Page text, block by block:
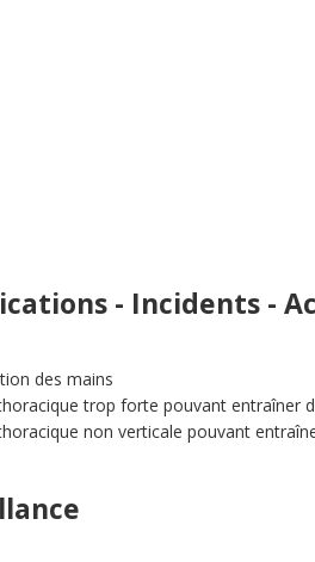
- Incidents -
des mains
trop forte pouvant entraîner
non verticale pouvant